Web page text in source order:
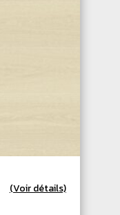
(Voir détails)